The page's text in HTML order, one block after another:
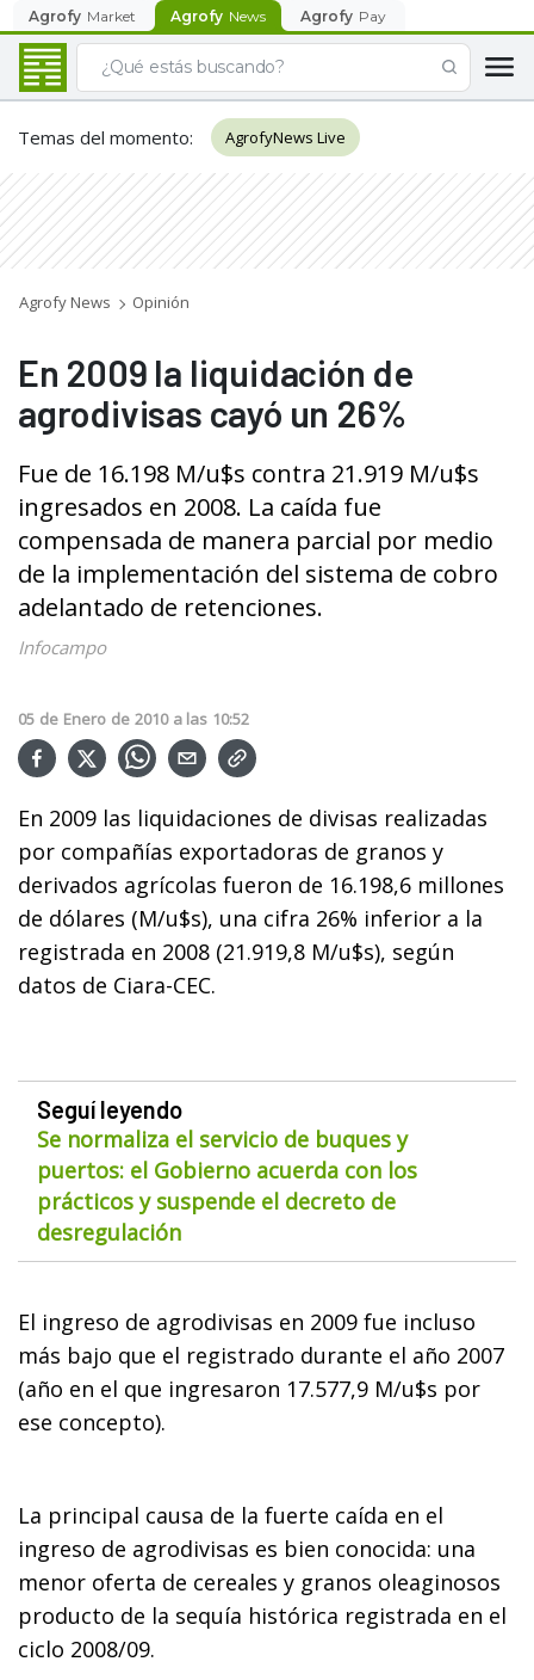
Agrofy Market Agrofy News Agrofy Pay
Temas del momento: AgrofyNews Live
Agrofy News Opinión
En 2009 la liquidación de
agrodivisas cayó un 26%
Fue de 16.198 M/u$s contra 21.919 M/u$s
ingresados en 2008. La caída fue
compensada de manera parcial por medio
de la implementación del sistema de cobro
adelantado de retenciones.
Infocampo
05 de Enero de 2010 a las 10:52
En 2009 las liquidaciones de divisas realizadas
por compañías exportadoras de granos y
derivados agrícolas fueron de 16.198,6 millones
de dólares (M/u$s), una cifra 26% inferior a la
registrada en 2008 (21.919,8 M/u$s), según
datos de Ciara-CEC.
Seguí leyendo
Se normaliza el servicio de buques y
puertos: el Gobierno acuerda con los
prácticos y suspende el decreto de
desregulación
El ingreso de agrodivisas en 2009 fue incluso
más bajo que el registrado durante el año 2007
(año en el que ingresaron 17.577,9 M/u$s por
ese concepto).
La principal causa de la fuerte caída en el
ingreso de agrodivisas es bien conocida: una
menor oferta de cereales y granos oleaginosos
producto de la sequía histórica registrada en el
ciclo 2008/09.